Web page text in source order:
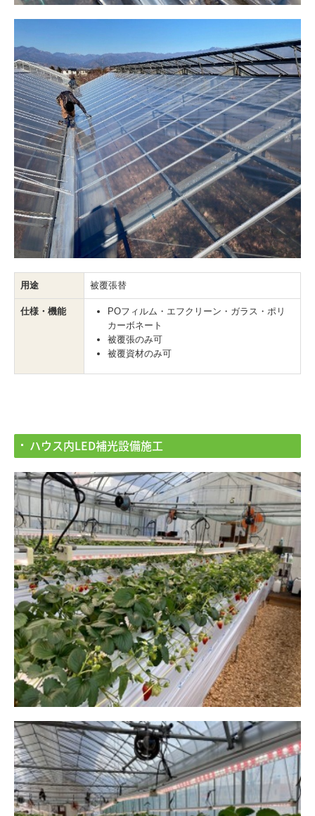
用途 被覆張替
仕様・機能
POフィルム・エフクリーン・ガラス・ポリ
カーボネート
被覆張のみ可
被覆資材のみ可
ハウス内LED補光設備施工